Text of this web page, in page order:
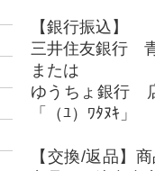
【銀行振込】
三井住友銀行
または
ゆうちょ銀行
「（ﾕ）ﾜﾀﾇｷ」
【交換/返品】